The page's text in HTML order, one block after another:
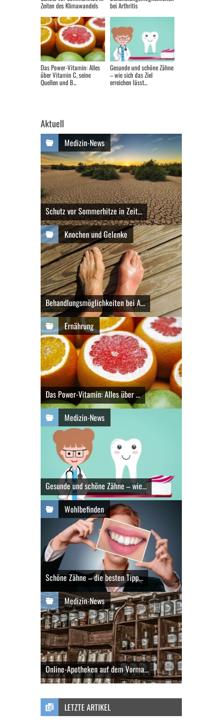
Zeiten des Klimawandels bei Arthritis
Das Power-Vitamin: Alles
über Vitamin C, seine
Quellen und B...
Gesunde und schöne Zähne
– wie sich das Ziel
erreichen lässt...
Aktuell
Medizin-News
Schutz vor Sommerhitze in Zeit...
Knochen und Gelenke
Behandlungsmöglichkeiten bei A...
Ernährung
Das Power-Vitamin: Alles über ...
Medizin-News
Gesunde und schöne Zähne – wie...
Wohlbefinden
Schöne Zähne – die besten Tipp...
Medizin-News
Online-Apotheken auf dem Vorma...
LETZTE ARTIKEL